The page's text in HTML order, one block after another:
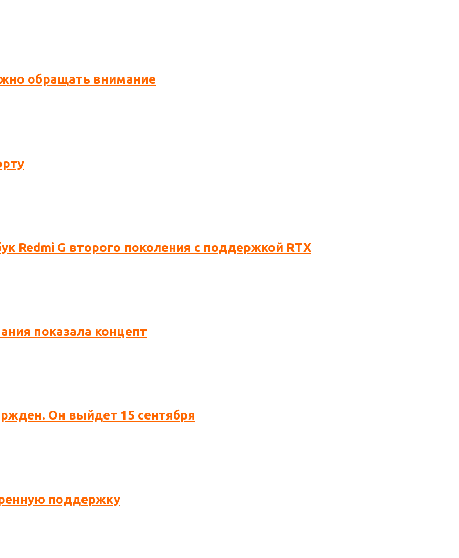
обращать внимание
Redmi G второго поколения с поддержкой RTX
показала концепт
Он выйдет 15 сентября
поддержку